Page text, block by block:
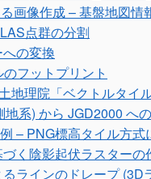
画像作成 – 基盤地図情
点群の分割
の変換
フットプリント
地理院「ベクトルタイ
系) から JGD2000 へ
– PNG標高タイル方
く陰影起伏ラスターの
ラインのドレープ (3D